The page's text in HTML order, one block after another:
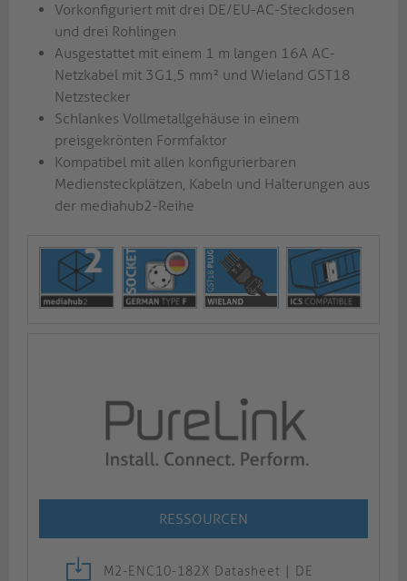
Vorkonfiguriert mit drei DE/EU-AC-Steckdosen
und drei Rohlingen
Ausgestattet mit einem 1 m langen 16A AC-
Netzkabel mit 3G1,5 mm² und Wieland GST18
Netzstecker
Schlankes Vollmetallgehäuse in einem
preisgekrönten Formfaktor
Kompatibel mit allen konfigurierbaren
Mediensteckplätzen, Kabeln und Halterungen aus
der mediahub2-Reihe
RESSOURCEN
M2-ENC10-182X Datasheet | DE